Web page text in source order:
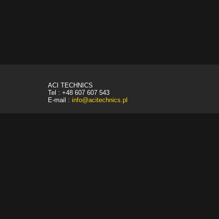
ACI TECHNICS
Tel : +48 607 607 543
E-mail : info@acitechnics.pl